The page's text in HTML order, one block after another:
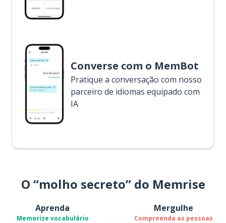
Converse com o MemBot
Pratique a conversação com nosso
parceiro de idiomas equipado com
IA
O “molho secreto” do Memrise
Aprenda
Memorize vocabulário
Mergulhe
Compreenda as pessoas